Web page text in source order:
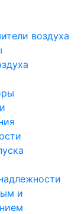
воздуха
и